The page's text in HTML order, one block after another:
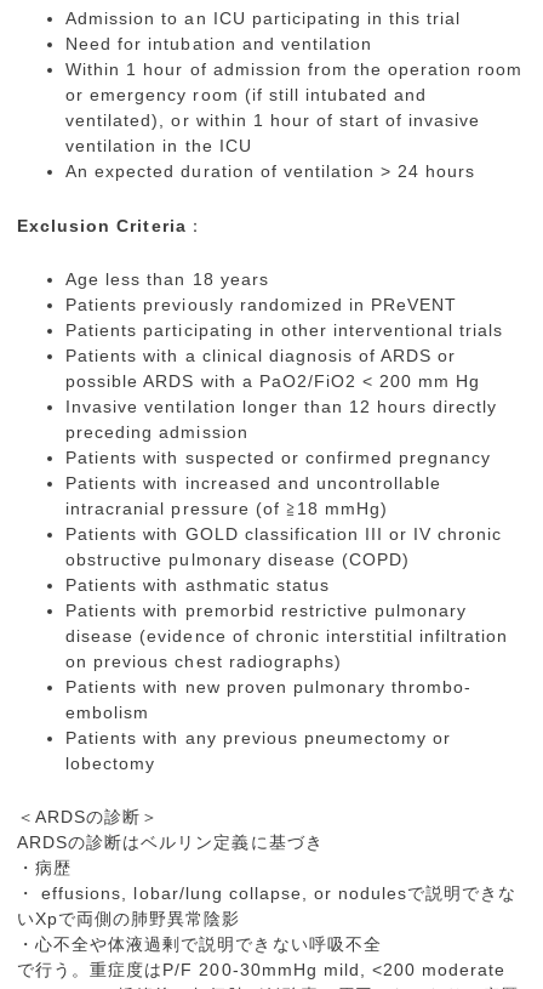
Admission to an ICU participating in this trial
Need for intubation and ventilation
Within 1 hour of admission from the operation room
or emergency room (if still intubated and
ventilated), or within 1 hour of start of invasive
ventilation in the ICU
An expected duration of ventilation > 24 hours
Exclusion Criteria ：
Age less than 18 years
Patients previously randomized in PReVENT
Patients participating in other interventional trials
Patients with a clinical diagnosis of ARDS or
possible ARDS with a PaO2/FiO2 < 200 mm Hg
Invasive ventilation longer than 12 hours directly
preceding admission
Patients with suspected or confirmed pregnancy
Patients with increased and uncontrollable
intracranial pressure (of ≧18 mmHg)
Patients with GOLD classification III or IV chronic
obstructive pulmonary disease (COPD)
Patients with asthmatic status
Patients with premorbid restrictive pulmonary
disease (evidence of chronic interstitial infiltration
on previous chest radiographs)
Patients with new proven pulmonary thrombo-
embolism
Patients with any previous pneumectomy or
lobectomy
＜ARDSの診断＞
ARDSの診断はベルリン定義に基づき
・病歴
・ effusions, lobar/lung collapse, or nodulesで説明できな
いXpで両側の肺野異常陰影
・心不全や体液過剰で説明できない呼吸不全
で行う。重症度はP/F 200-30mmHg mild, <200 moderate